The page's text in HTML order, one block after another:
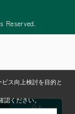
Reserved.
ス向上検討を目的と
認ください。